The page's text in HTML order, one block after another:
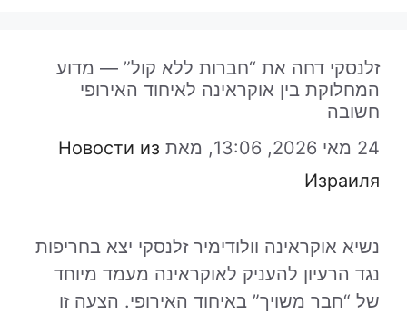
זלנסקי דחה את “חברות ללא קול” — מדוע
המחלוקת בין אוקראינה לאיחוד האירופי
חשובה
24 מאי 2026, 13:06,
מאת Новости из
Израиля
נשיא אוקראינה וולודימיר זלנסקי יצא בחריפות
נגד הרעיון להעניק לאוקראינה מעמד מיוחד
של “חבר משויך” באיחוד האירופי. הצעה זו